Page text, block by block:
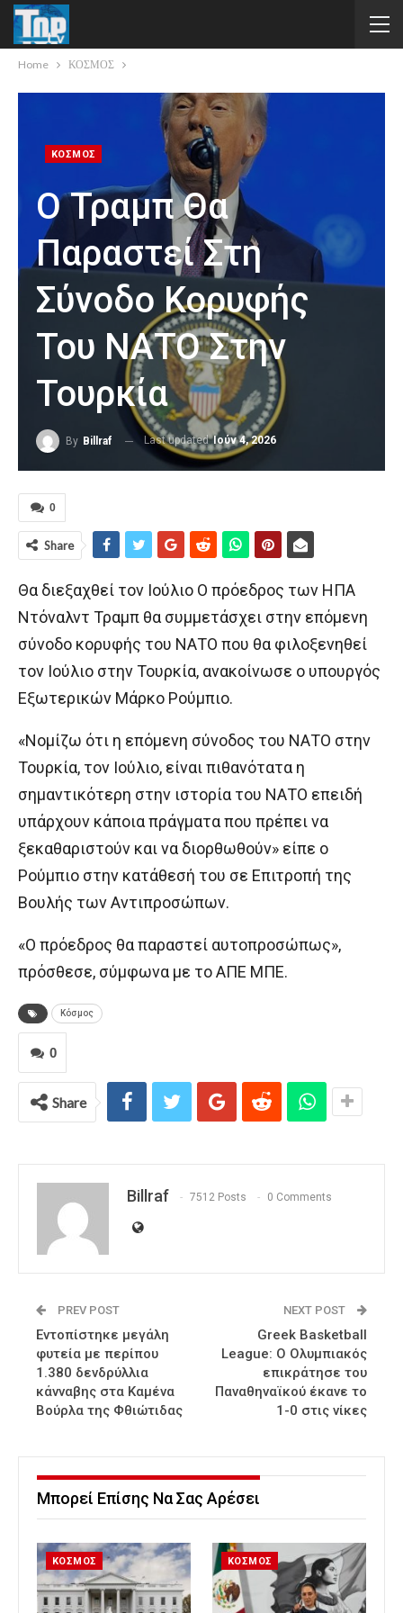
Home ΚΟΣΜΟΣ
ΚΟΣΜΟΣ
Ο Τραμπ Θα
Παραστεί Στη
Σύνοδο Κορυφής
Του ΝΑΤΟ Στην
Τουρκία
By Billraf Last updatedΙούν 4, 2026
0
Share
Θα διεξαχθεί τον Ιούλιο Ο πρόεδρος των ΗΠΑ
Ντόναλντ Τραμπ θα συμμετάσχει στην επόμενη
σύνοδο κορυφής του ΝΑΤΟ που θα φιλοξενηθεί
τον Ιούλιο στην Τουρκία, ανακοίνωσε ο υπουργός
Εξωτερικών Μάρκο Ρούμπιο.
«Νομίζω ότι η επόμενη σύνοδος του ΝΑΤΟ στην
Τουρκία, τον Ιούλιο, είναι πιθανότατα η
σημαντικότερη στην ιστορία του ΝΑΤΟ επειδή
υπάρχουν κάποια πράγματα που πρέπει να
ξεκαθαριστούν και να διορθωθούν» είπε ο
Ρούμπιο στην κατάθεσή του σε Επιτροπή της
Βουλής των Αντιπροσώπων.
«Ο πρόεδρος θα παραστεί αυτοπροσώπως»,
πρόσθεσε, σύμφωνα με το ΑΠΕ ΜΠΕ.
Κόσμος
0
Share
Billraf 7512 Posts 0 Comments
PREV POST
Εντοπίστηκε μεγάλη
φυτεία με περίπου
1.380 δενδρύλλια
κάνναβης στα Καμένα
Βούρλα της Φθιώτιδας
NEXT POST
Greek Basketball
League: Ο Ολυμπιακός
επικράτησε του
Παναθηναϊκού έκανε το
1-0 στις νίκες
Μπορεί Επίσης Να Σας Αρέσει
ΚΟΣΜΟΣ ΚΟΣΜΟΣ